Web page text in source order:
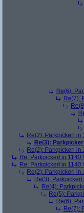
Re(6):
Re(7):
Re(2): Parkpickerl in
Re(3):
Re(2): Parkpickerl in
Re: Parkpickerl in 1140
Re: Parkpickerl in 1140
Re(2): Parkpickerl in
Re(3): Parkpickerl
Re(4):
Re(5):
Re(6):
Re(7):